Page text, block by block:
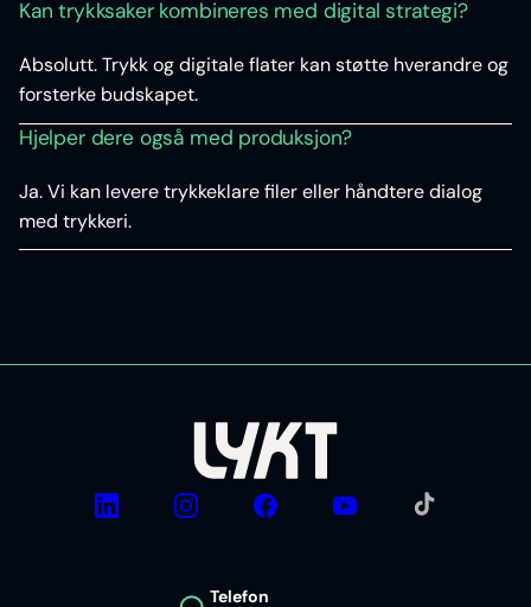
Kan trykksaker kombineres med digital strategi?
Absolutt. Trykk og digitale flater kan støtte hverandre og
forsterke budskapet.
Hjelper dere også med produksjon?
Ja. Vi kan levere trykkeklare filer eller håndtere dialog
med trykkeri.
LinkedIn Instagram Facebook YouTube TikTok
Telefon